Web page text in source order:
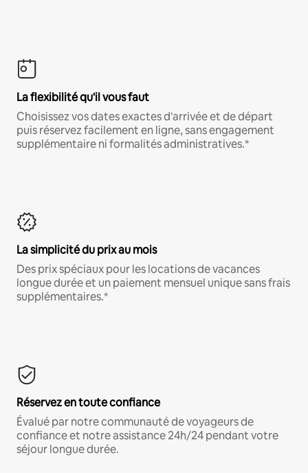
La flexibilité qu'il vous faut
Choisissez vos dates exactes d'arrivée et de départ
puis réservez facilement en ligne, sans engagement
supplémentaire ni formalités administratives.*
La simplicité du prix au mois
Des prix spéciaux pour les locations de vacances
longue durée et un paiement mensuel unique sans frais
supplémentaires.*
Réservez en toute confiance
Évalué par notre communauté de voyageurs de
confiance et notre assistance 24h/24 pendant votre
séjour longue durée.